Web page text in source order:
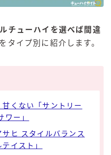
チューハイを選べば間違
タイプ別に紹介します。
くない「サントリー
ワー」
ヒ スタイルバランス
イスト」